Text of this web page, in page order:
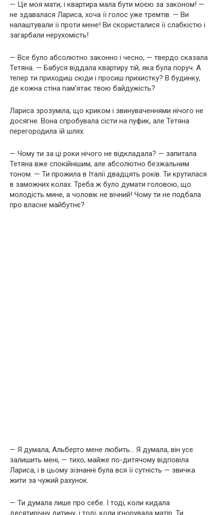
— Це моя мати, і квартира мала бути моєю за законом! —
не здавалася Лариса, хоча її голос уже тремтів. — Ви
налаштували її проти мене! Ви скористалися її слабкістю і
загарбали нерухомість!
— Все було абсолютно законно і чесно, — твердо сказала
Тетяна. — Бабуся віддала квартиру тій, яка була поруч. А
тепер ти приходиш сюди і просиш прихистку? В будинку,
де кожна стіна пам’ятає твою байдужість?
Лариса зрозуміла, що криком і звинуваченнями нічого не
досягне. Вона спробувала сісти на пуфик, але Тетяна
перегородила їй шлях.
— Чому ти за ці роки нічого не відкладала? — запитала
Тетяна вже спокійнішим, але абсолютно безжальним
тоном. — Ти прожила в Італії двадцять років. Ти крутилася
в заможних колах. Треба ж було думати головою, що
молодість мине, а чоловік не вічний! Чому ти не подбала
про власне майбутнє?
— Я думала, Альберто мене любить… Я думала, він усе
залишить мені, — тихо, майже по-дитячому відповіла
Лариса, і в цьому зізнанні була вся її сутність — звичка
жити за чужий рахунок.
— Ти думала лише про себе. І тоді, коли кидала
десятирічну дитину, і тоді, коли ігнорувала матір. Ти